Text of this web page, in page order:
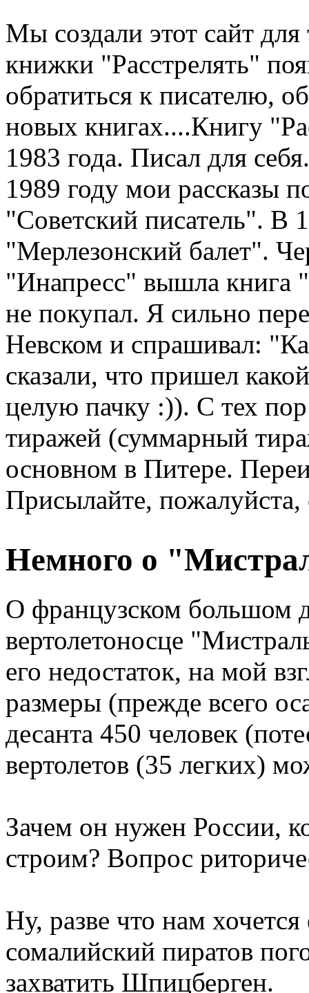
Мы создали этот сайт
книжки "Расстрелять"
обратиться к писателю,
новых книгах....Книгу
1983 года. Писал для
1989 году мои рассказы
"Советский писатель". В
"Мерлезонский балет".
"Инапресс" вышла книга
не покупал. Я сильно
Невском и спрашивал:
сказали, что пришел
целую пачку :)). С тех
тиражей (суммарный
основном в Питере.
Присылайте,
Немного о
О французском большом
вертолетоносце
его недостаток, на мой
размеры (прежде всего
десанта 450 человек
вертолетов (35 легких)
Зачем он нужен России,
строим? Вопрос
Ну, разве что нам
сомалийский пиратов
захватить Шпицберген.